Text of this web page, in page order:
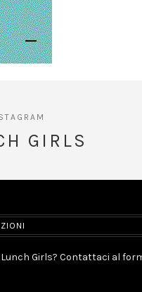
GIRLS
Girls? Contattaci al